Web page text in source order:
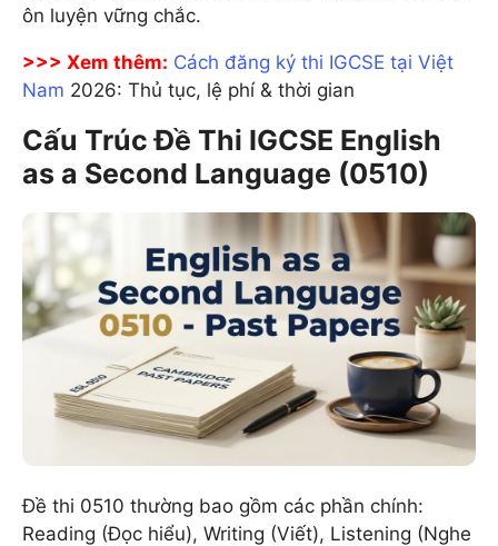
ôn luyện vững chắc.
>>> Xem thêm: Cách đăng ký thi IGCSE tại Việt
Nam 2026: Thủ tục, lệ phí & thời gian
Cấu Trúc Đề Thi IGCSE English
as a Second Language (0510)
Đề thi 0510 thường bao gồm các phần chính:
Reading (Đọc hiểu), Writing (Viết), Listening (Nghe